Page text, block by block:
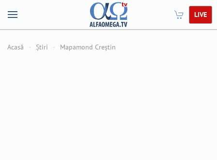
LIVE
Acasă Știri Mapamond Creștin